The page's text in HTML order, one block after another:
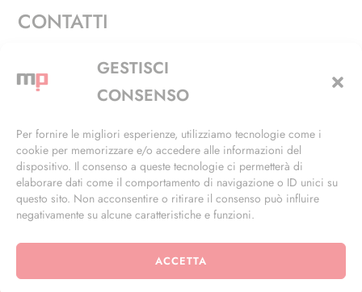
GESTISCI
CONSENSO
Per fornire le migliori esperienze, utilizziamo tecnologie come i
cookie per memorizzare e/o accedere alle informazioni del
dispositivo. Il consenso a queste tecnologie ci permetterà di
elaborare dati come il comportamento di navigazione o ID unici su
questo sito. Non acconsentire o ritirare il consenso può influire
negativamente su alcune caratteristiche e funzioni.
ACCETTA
CONTATTI
Via Alfieri, 27 - Trezzano Sul Naviglio (MI)
+39 02 4846 3155
info@masterphil.it